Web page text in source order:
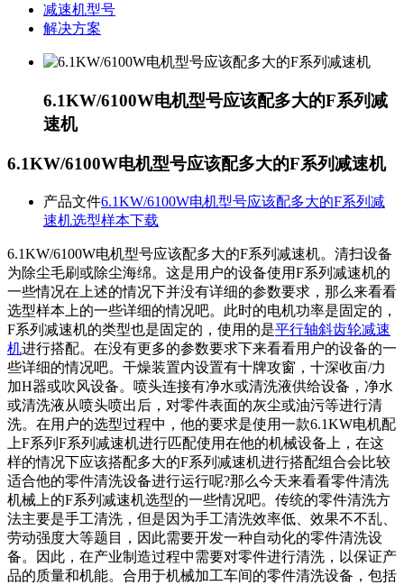
减速机型号
解决方案
6.1KW/6100W电机型号应该配多大的F系列减
速机
6.1KW/6100W电机型号应该配多大的F系列减速机
产品文件6.1KW/6100W电机型号应该配多大的F系列减
速机选型样本下载
6.1KW/6100W电机型号应该配多大的F系列减速机。清扫设备
为除尘毛刷或除尘海绵。这是用户的设备使用F系列减速机的
一些情况在上述的情况下并没有详细的参数要求，那么来看看
选型样本上的一些详细的情况吧。此时的电机功率是固定的，
F系列减速机的类型也是固定的，使用的是平行轴斜齿轮减速
机进行搭配。在没有更多的参数要求下来看看用户的设备的一
些详细的情况吧。干燥装置内设置有十牌攻窗，十深收亩/力
加H器或吹风设备。喷头连接有净水或清洗液供给设备，净水
或清洗液从喷头喷出后，对零件表面的灰尘或油污等进行清
洗。在用户的选型过程中，他的要求是使用一款6.1KW电机配
上F系列 F系列减速机进行匹配使用在他的机械设备上，在这
样的情况下应该搭配多大的F系列减速机进行搭配组合会比较
适合他的零件清洗设备进行运行呢?那么今天来看看零件清洗
机械上的F系列减速机选型的一些情况吧。传统的零件清洗方
法主要是手工清洗，但是因为手工清洗效率低、效果不不乱、
劳动强度大等题目，因此需要开发一种自动化的零件清洗设
备。因此，在产业制造过程中需要对零件进行清洗，以保证产
品的质量和机能。合用于机械加工车间的零件清洗设备，包括